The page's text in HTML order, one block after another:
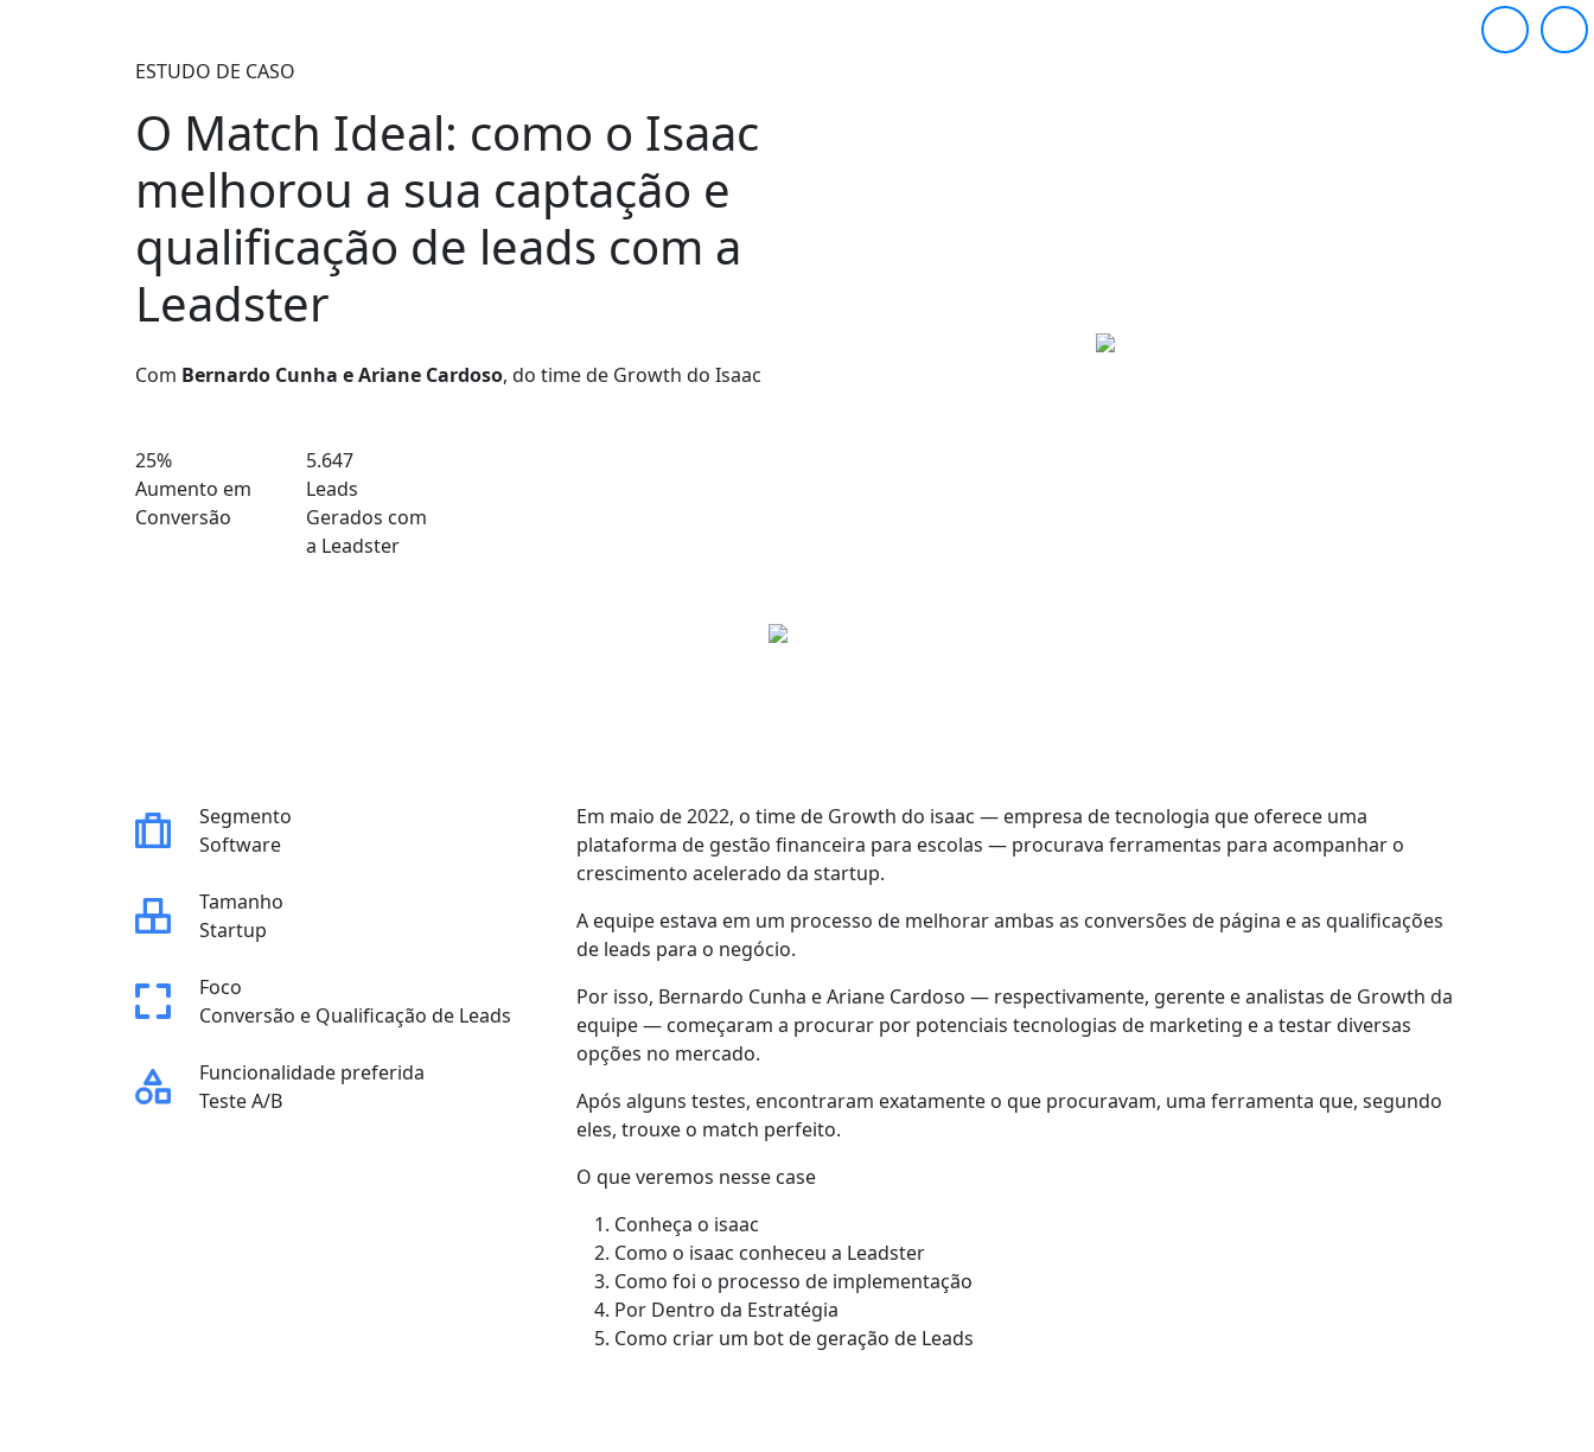
ESTUDO DE CASO
O Match Ideal: como o Isaac
melhorou a sua captação e
qualificação de leads com a
Leadster
Com Bernardo Cunha e Ariane Cardoso, do time de Growth do Isaac
25%
Aumento em
Conversão
5.647
Leads
Gerados com
a Leadster
Segmento
Software
Tamanho
Startup
Foco
Conversão e Qualificação de Leads
Funcionalidade preferida
Teste A/B
Em maio de 2022, o time de Growth do isaac — empresa de tecnologia que oferece uma
plataforma de gestão financeira para escolas — procurava ferramentas para acompanhar o
crescimento acelerado da startup.
A equipe estava em um processo de melhorar ambas as conversões de página e as qualificações
de leads para o negócio.
Por isso, Bernardo Cunha e Ariane Cardoso — respectivamente, gerente e analistas de Growth da
equipe — começaram a procurar por potenciais tecnologias de marketing e a testar diversas
opções no mercado.
Após alguns testes, encontraram exatamente o que procuravam, uma ferramenta que, segundo
eles, trouxe o match perfeito.
O que veremos nesse case
Conheça o isaac
Como o isaac conheceu a Leadster
Como foi o processo de implementação
Por Dentro da Estratégia
Como criar um bot de geração de Leads